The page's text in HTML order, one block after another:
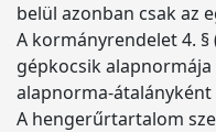
belül azonban csak az
A kormányrendelet 4. §
gépkocsik
alapnorma-
A hengerűrtartalom